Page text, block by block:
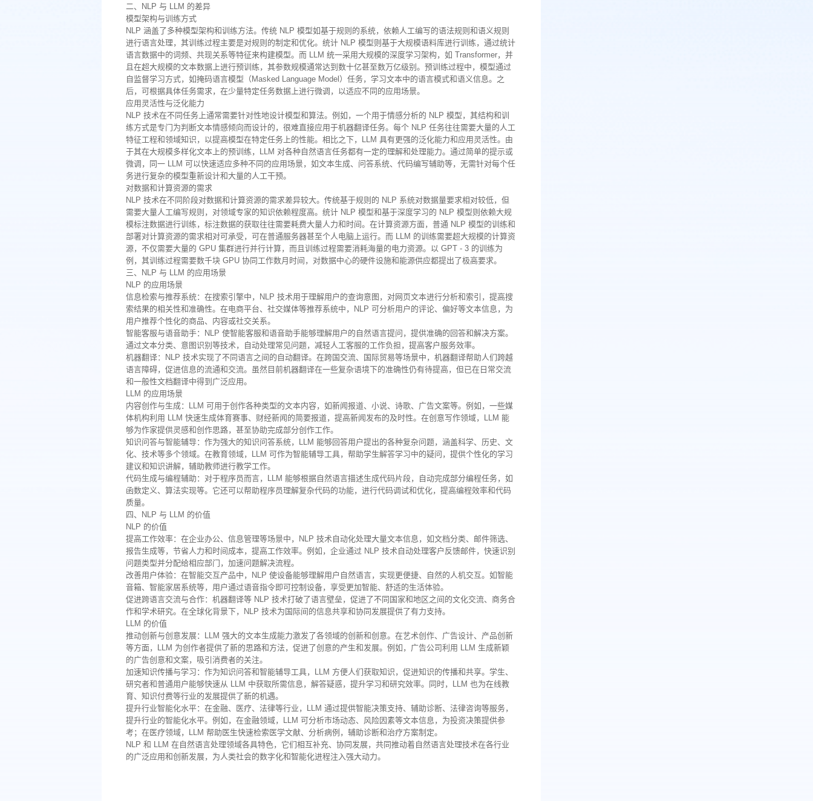
二、NLP 与 LLM 的差异
模型架构与训练方式
NLP 涵盖了多种模型架构和训练方法。传统 NLP 模型如基于规则的系统，依赖人工编写的语法规则和语义规则
进行语言处理，其训练过程主要是对规则的制定和优化。统计 NLP 模型则基于大规模语料库进行训练，通过统计
语言数据中的词频、共现关系等特征来构建模型。而 LLM 统一采用大规模的深度学习架构，如 Transformer，并
且在超大规模的文本数据上进行预训练，其参数规模通常达到数十亿甚至数万亿级别。预训练过程中，模型通过
自监督学习方式，如掩码语言模型（Masked Language Model）任务，学习文本中的语言模式和语义信息。之
后，可根据具体任务需求，在少量特定任务数据上进行微调，以适应不同的应用场景。
应用灵活性与泛化能力
NLP 技术在不同任务上通常需要针对性地设计模型和算法。例如，一个用于情感分析的 NLP 模型，其结构和训
练方式是专门为判断文本情感倾向而设计的，很难直接应用于机器翻译任务。每个 NLP 任务往往需要大量的人工
特征工程和领域知识，以提高模型在特定任务上的性能。相比之下，LLM 具有更强的泛化能力和应用灵活性。由
于其在大规模多样化文本上的预训练，LLM 对各种自然语言任务都有一定的理解和处理能力。通过简单的提示或
微调，同一 LLM 可以快速适应多种不同的应用场景，如文本生成、问答系统、代码编写辅助等，无需针对每个任
务进行复杂的模型重新设计和大量的人工干预。
对数据和计算资源的需求
NLP 技术在不同阶段对数据和计算资源的需求差异较大。传统基于规则的 NLP 系统对数据量要求相对较低，但
需要大量人工编写规则，对领域专家的知识依赖程度高。统计 NLP 模型和基于深度学习的 NLP 模型则依赖大规
模标注数据进行训练，标注数据的获取往往需要耗费大量人力和时间。在计算资源方面，普通 NLP 模型的训练和
部署对计算资源的需求相对可承受，可在普通服务器甚至个人电脑上运行。而 LLM 的训练需要超大规模的计算资
源，不仅需要大量的 GPU 集群进行并行计算，而且训练过程需要消耗海量的电力资源。以 GPT - 3 的训练为
例，其训练过程需要数千块 GPU 协同工作数月时间，对数据中心的硬件设施和能源供应都提出了极高要求。
三、NLP 与 LLM 的应用场景
NLP 的应用场景
信息检索与推荐系统：在搜索引擎中，NLP 技术用于理解用户的查询意图，对网页文本进行分析和索引，提高搜
索结果的相关性和准确性。在电商平台、社交媒体等推荐系统中，NLP 可分析用户的评论、偏好等文本信息，为
用户推荐个性化的商品、内容或社交关系。
智能客服与语音助手：NLP 使智能客服和语音助手能够理解用户的自然语言提问，提供准确的回答和解决方案。
通过文本分类、意图识别等技术，自动处理常见问题，减轻人工客服的工作负担，提高客户服务效率。
机器翻译：NLP 技术实现了不同语言之间的自动翻译。在跨国交流、国际贸易等场景中，机器翻译帮助人们跨越
语言障碍，促进信息的流通和交流。虽然目前机器翻译在一些复杂语境下的准确性仍有待提高，但已在日常交流
和一般性文档翻译中得到广泛应用。
LLM 的应用场景
内容创作与生成：LLM 可用于创作各种类型的文本内容，如新闻报道、小说、诗歌、广告文案等。例如，一些媒
体机构利用 LLM 快速生成体育赛事、财经新闻的简要报道，提高新闻发布的及时性。在创意写作领域，LLM 能
够为作家提供灵感和创作思路，甚至协助完成部分创作工作。
知识问答与智能辅导：作为强大的知识问答系统，LLM 能够回答用户提出的各种复杂问题，涵盖科学、历史、文
化、技术等多个领域。在教育领域，LLM 可作为智能辅导工具，帮助学生解答学习中的疑问，提供个性化的学习
建议和知识讲解，辅助教师进行教学工作。
代码生成与编程辅助：对于程序员而言，LLM 能够根据自然语言描述生成代码片段，自动完成部分编程任务，如
函数定义、算法实现等。它还可以帮助程序员理解复杂代码的功能，进行代码调试和优化，提高编程效率和代码
质量。
四、NLP 与 LLM 的价值
NLP 的价值
提高工作效率：在企业办公、信息管理等场景中，NLP 技术自动化处理大量文本信息，如文档分类、邮件筛选、
报告生成等，节省人力和时间成本，提高工作效率。例如，企业通过 NLP 技术自动处理客户反馈邮件，快速识别
问题类型并分配给相应部门，加速问题解决流程。
改善用户体验：在智能交互产品中，NLP 使设备能够理解用户自然语言，实现更便捷、自然的人机交互。如智能
音箱、智能家居系统等，用户通过语音指令即可控制设备，享受更加智能、舒适的生活体验。
促进跨语言交流与合作：机器翻译等 NLP 技术打破了语言壁垒，促进了不同国家和地区之间的文化交流、商务合
作和学术研究。在全球化背景下，NLP 技术为国际间的信息共享和协同发展提供了有力支持。
LLM 的价值
推动创新与创意发展：LLM 强大的文本生成能力激发了各领域的创新和创意。在艺术创作、广告设计、产品创新
等方面，LLM 为创作者提供了新的思路和方法，促进了创意的产生和发展。例如，广告公司利用 LLM 生成新颖
的广告创意和文案，吸引消费者的关注。
加速知识传播与学习：作为知识问答和智能辅导工具，LLM 方便人们获取知识，促进知识的传播和共享。学生、
研究者和普通用户能够快速从 LLM 中获取所需信息，解答疑惑，提升学习和研究效率。同时，LLM 也为在线教
育、知识付费等行业的发展提供了新的机遇。
提升行业智能化水平：在金融、医疗、法律等行业，LLM 通过提供智能决策支持、辅助诊断、法律咨询等服务，
提升行业的智能化水平。例如，在金融领域，LLM 可分析市场动态、风险因素等文本信息，为投资决策提供参
考；在医疗领域，LLM 帮助医生快速检索医学文献、分析病例，辅助诊断和治疗方案制定。
NLP 和 LLM 在自然语言处理领域各具特色，它们相互补充、协同发展，共同推动着自然语言处理技术在各行业
的广泛应用和创新发展，为人类社会的数字化和智能化进程注入强大动力。